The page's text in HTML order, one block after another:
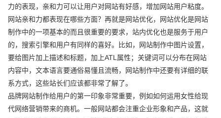
力的表现，亲和力可以让用户对网站有好感，增加网站用户粘度。
网站亲和力都表现在哪些方面？再就是网站优化，网站优化是网站
制作中的一项基本的而且很重要的要求，站内优化也是服务于用户
的，搜索引擎和用户有同样的喜好。比如，网站制作中图片设置，
要给图片加上描述和标题，加上ATL属性；关键词可以分布在网站
内容中，文本语言要通俗易懂且流畅，网站制作中还要有详细的联
系方式，这些站长们应该都非常了解了。
品牌网站制作给用户的第一印象非常重要，例如如何运用女性给现
代网络营销带来的商机。一般网站都会注重企业形象和产品，这就